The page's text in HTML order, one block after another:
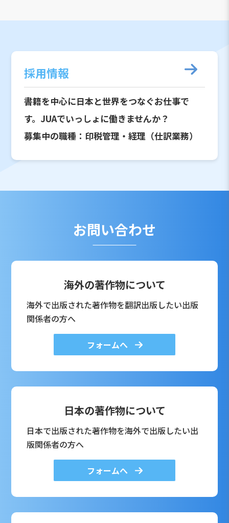
採用情報
書籍を中心に日本と世界をつなぐお仕事で
す。JUAでいっしょに働きませんか？
募集中の職種：印税管理・経理（仕訳業務）
お問い合わせ
海外の著作物について
海外で出版された著作物を翻訳出版したい出版
関係者の方へ
フォームへ
日本の著作物について
日本で出版された著作物を海外で出版したい出
版関係者の方へ
フォームへ